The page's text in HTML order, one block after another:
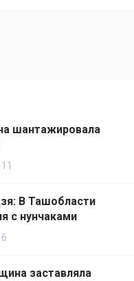
шантажировала
11
В Ташобласти
с нунчаками
6
заставляла